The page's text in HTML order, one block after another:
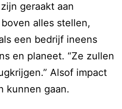
geraakt aan
alles stellen,
een bedrijf ineens
en planeet. “Ze zullen
Alsof impact
kunnen gaan.